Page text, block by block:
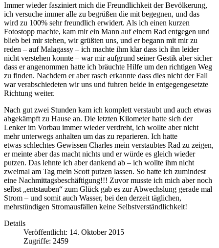
Immer wieder fasziniert mich die Freundlichkeit der Bevölkerung,
ich versuche immer alle zu begrüßen die mit begegnen, und das
wird zu 100% sehr freundlich erwidert. Als ich einen kurzen
Fotostopp machte, kam mir ein Mann auf einem Rad entgegen und
blieb bei mir stehen, wir grüßten uns, und er begann mit mir zu
reden – auf Malagassy – ich machte ihm klar dass ich ihn leider
nicht verstehen konnte – war mir aufgrund seiner Gestik aber sicher
dass er angenommen hatte ich bräuchte Hilfe um den richtigen Weg
zu finden. Nachdem er aber rasch erkannte dass dies nicht der Fall
war verabschiedeten wir uns und fuhren beide in entgegengesetzte
Richtung weiter.
Nach gut zwei Stunden kam ich komplett verstaubt und auch etwas
abgekämpft zu Hause an. Die letzten Kilometer hatte sich der
Lenker im Vorbau immer wieder verdreht, ich wollte aber nicht
mehr unterwegs anhalten um das zu reparieren. Ich hatte
etwas schlechtes Gewissen Charles mein verstaubtes Rad zu zeigen,
er meinte aber das macht nichts und er würde es gleich wieder
putzen. Das lehnte ich aber dankend ab – ich wollte ihm nicht
zweimal am Tag mein Scott putzen lassen. So hatte ich zumindest
eine Nachmittagsbeschäftigung!!! Zuvor musste ich mich aber noch
selbst „entstauben“ zum Glück gab es zur Abwechslung gerade mal
Strom – und somit auch Wasser, bei den derzeit täglichen,
mehrstündigen Stromausfällen keine Selbstverständlichkeit!
Details
Veröffentlicht: 14. Oktober 2015
Zugriffe: 2459